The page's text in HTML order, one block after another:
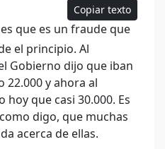
Copiar texto
que es un fraude que
el principio. Al
Gobierno dijo que iban
22.000 y ahora al
que casi 30.000. Es
digo, que muchas
acerca de ellas.